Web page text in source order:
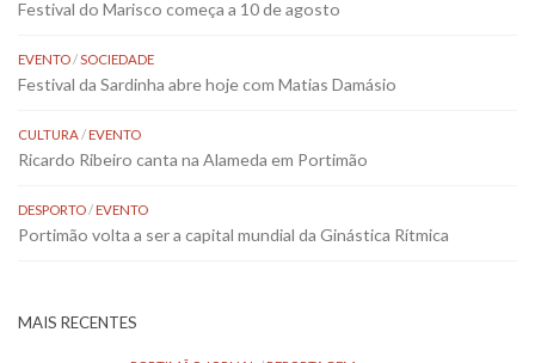
Festival do Marisco começa a 10 de agosto
EVENTO/SOCIEDADE
Festival da Sardinha abre hoje com Matias Damásio
CULTURA/EVENTO
Ricardo Ribeiro canta na Alameda em Portimão
DESPORTO/EVENTO
Portimão volta a ser a capital mundial da Ginástica Rítmica
MAIS RECENTES